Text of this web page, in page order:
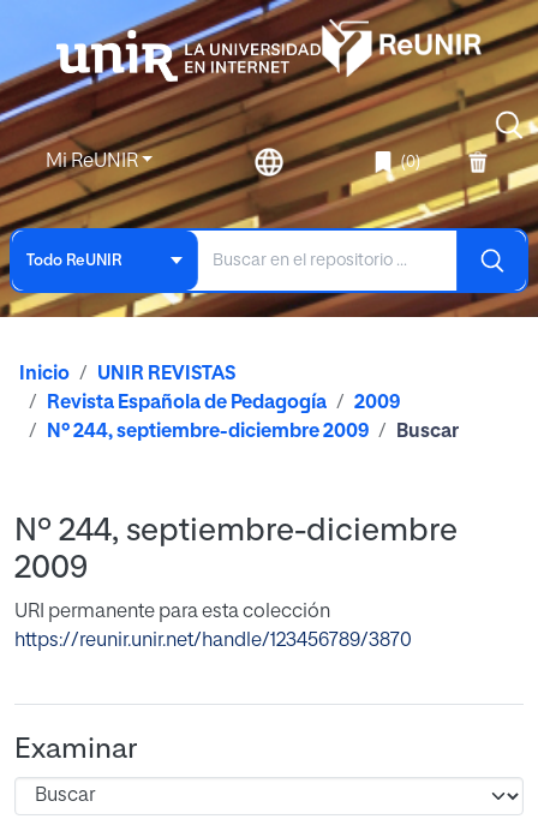
Mi ReUNIR (0)
Todo ReUNIR
Inicio
UNIR REVISTAS
Revista Española de Pedagogía
2009
Nº 244, septiembre-diciembre 2009
Buscar
Nº 244, septiembre-diciembre
2009
URI permanente para esta colección
https://reunir.unir.net/handle/123456789/3870
Examinar